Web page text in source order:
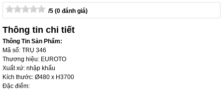
/5 (0 đánh giá)
Thông tin chi tiết
Thông Tin Sản Phẩm:
Mã số: TRỤ 346
Thương hiệu: EUROTO
Xuất xứ: nhập khẩu
Kích thước: Ø480 x H3700
Đặc điểm: